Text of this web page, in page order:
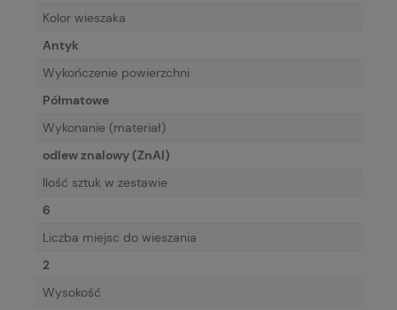
Kolor wieszaka
Antyk
Wykończenie powierzchni
Półmatowe
Wykonanie (materiał)
odlew znalowy (ZnAl)
Ilość sztuk w zestawie
6
Liczba miejsc do wieszania
2
Wysokość